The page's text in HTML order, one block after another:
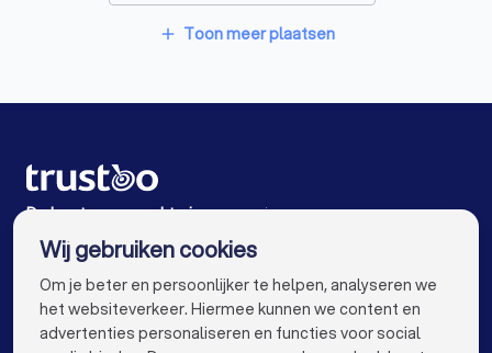
Personal trainers in Den Helder
Personal trainers in Heiloo
Personal trainers in Amsterdam
Personal trainers in Rotterdam
Personal trainers in Den Haag
add Toon meer plaatsen
De beste personal trainers voor jou
Wij gebruiken cookies
Om je beter en persoonlijker te helpen, analyseren we
het websiteverkeer. Hiermee kunnen we content en
advertenties personaliseren en functies voor social